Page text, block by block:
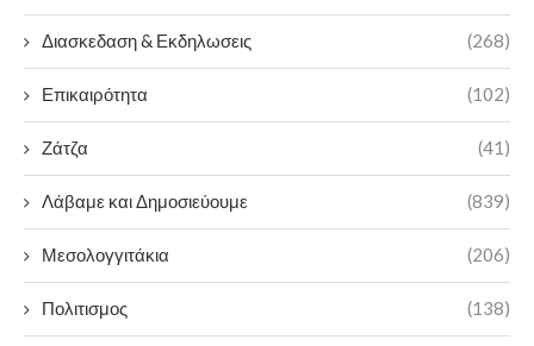
Διασκεδαση & Εκδηλωσεις (268)
Επικαιρότητα (102)
Ζάτζα (41)
Λάβαμε και Δημοσιεύουμε (839)
Μεσολογγιτάκια (206)
Πολιτισμος (138)